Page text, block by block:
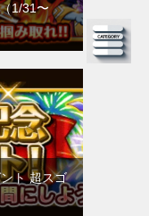
1/31〜
ト 超スゴ